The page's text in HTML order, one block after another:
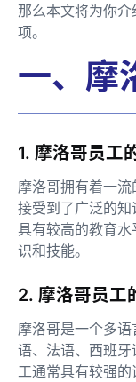
那么本文将为你
项。
一、摩
1. 摩洛哥员工
摩洛哥拥有着一
接受到了广泛的
具有较高的教育
识和技能。
2. 摩洛哥员工
摩洛哥是一个多
语、法语、西班
工通常具有较强